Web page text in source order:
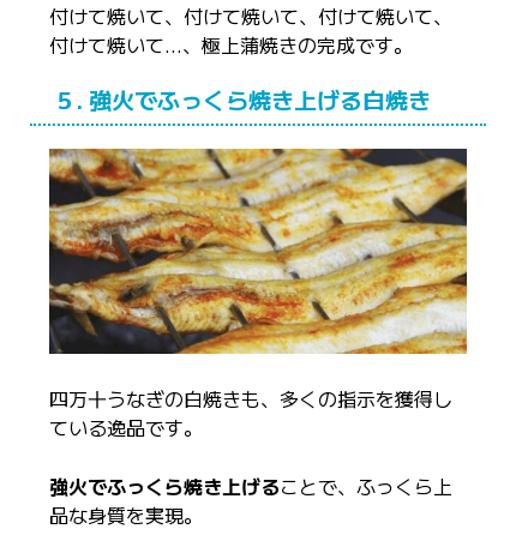
付けて焼いて、付けて焼いて、付けて焼いて、
付けて焼いて…、極上蒲焼きの完成です。
５. 強火でふっくら焼き上げる白焼き
四万十うなぎの白焼きも、多くの指示を獲得し
ている逸品です。
強火でふっくら焼き上げることで、ふっくら上
品な身質を実現。